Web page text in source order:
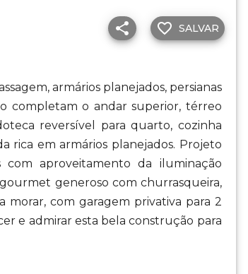
armários planejados, persianas
completam o andar superior, térreo
reversível para quarto, cozinha
rica em armários planejados. Projeto
com aproveitamento da iluminação
generoso com churrasqueira,
morar, com garagem privativa para 2
e admirar esta bela construção para
SALVAR